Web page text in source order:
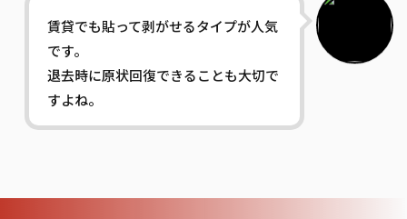
賃貸でも貼って剥がせるタイプが人気
です。
退去時に原状回復できることも大切で
すよね。